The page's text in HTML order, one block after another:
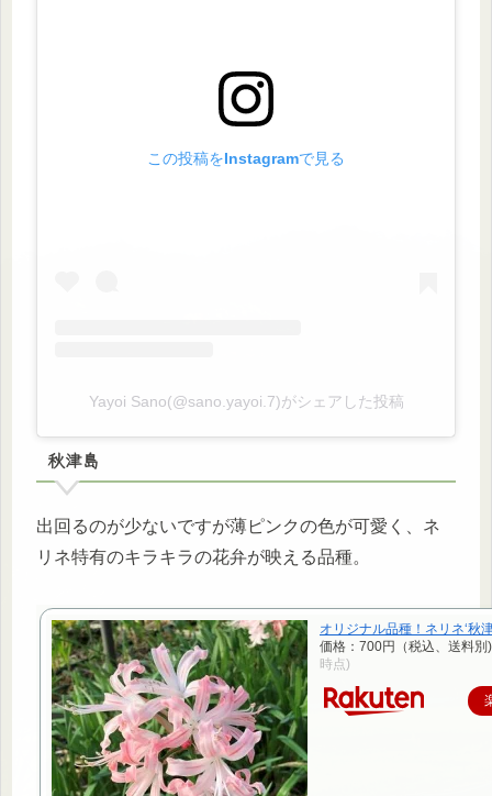
この投稿をInstagramで見る
Yayoi Sano(@sano.yayoi.7)がシェアした投稿
秋津島
出回るのが少ないですが薄ピンクの色が可愛く、ネ
リネ特有のキラキラの花弁が映える品種。
オリジナル品種！ネリネ‘秋
価格：700円（税込、送料別)
時点)